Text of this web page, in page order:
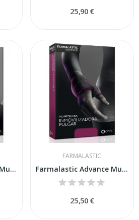
25,90 €
Farmalastic Advance Muñequera Inmovilizadora...
FARMALASTIC
Farmalastic Advance Muñequera Inmovilizadora...
25,50 €